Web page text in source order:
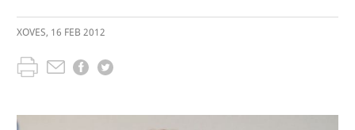
XOVES, 16 FEB 2012